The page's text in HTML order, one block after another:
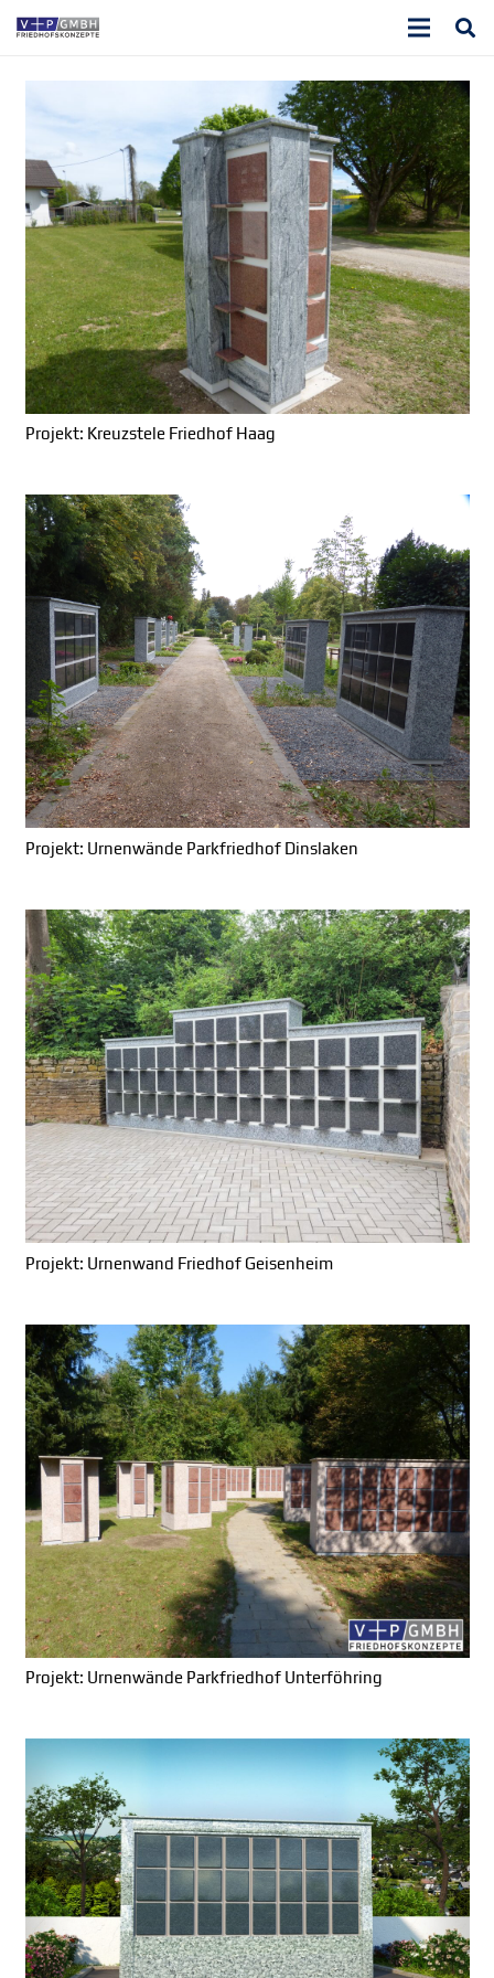
Projekt: Kreuzstele Friedhof Haag
Projekt: Urnenwände Parkfriedhof Dinslaken
Projekt: Urnenwand Friedhof Geisenheim
Projekt: Urnenwände Parkfriedhof Unterföhring